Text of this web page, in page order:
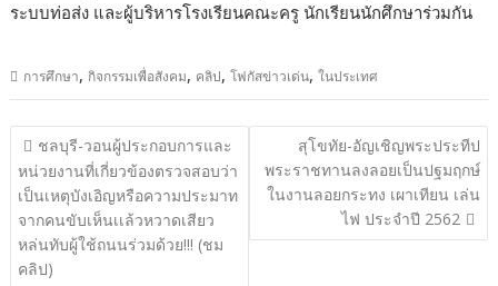
ระบบท่อส่ง และผู้บริหารโรงเรียนคณะครู นักเรียนนักศึกษาร่วมกัน
การศึกษา,กิจกรรมเพื่อสังคม, คลิป,โฟกัสข่าวเด่น,ในประเทศ
แนะแนว
เรื่อง
ชลบุรี​-วอนผู้ประกอบการและ
หน่วยงานที่เกี่ยวข้องตรวจสอบว่า
เป็นเหตุบังเอิญหรือความประมาท
จากคนขับเห็นเเล้วหวาดเสียว
หล่นทับผู้ใช้ถนนร่วมด้วย!!! (ชม
คลิป)
สุโขทัย-อัญเชิญพระประทีป
พระราชทานลงลอยเป็นปฐมฤกษ์
ในงานลอยกระทง เผาเทียน เล่น
ไฟ ประจำปี 2562